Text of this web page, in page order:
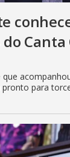
Canta
para